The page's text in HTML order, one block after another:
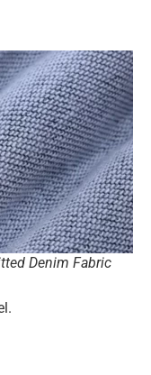
Denim Fabric